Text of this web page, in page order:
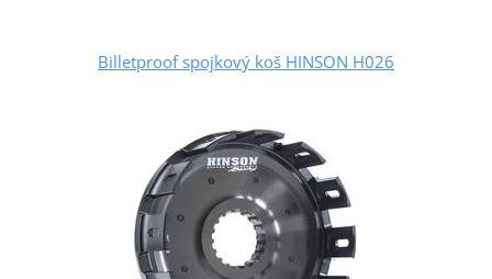
Billetproof spojkový koš HINSON H026